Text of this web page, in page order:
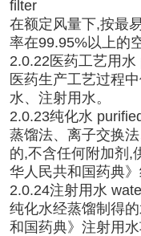
filter
在额定风量下,按最
率在99.95%以上的
2.0.22医药工艺用
医药生产工艺过程
水、注射用水。
2.0.23纯化水
蒸馏法、离子交换
的,不含任何附加剂,
华人民共和国药典》
2.0.24注射用水
纯化水经蒸馏制得
和国药典》注射用水